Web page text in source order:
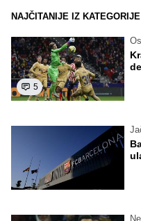
NAJČITANIJE IZ KATEGORIJE
5